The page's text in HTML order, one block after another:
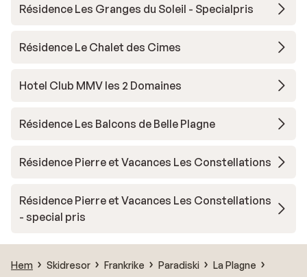
Résidence Les Granges du Soleil - Specialpris
Résidence Le Chalet des Cimes
Hotel Club MMV les 2 Domaines
Résidence Les Balcons de Belle Plagne
Résidence Pierre et Vacances Les Constellations
Résidence Pierre et Vacances Les Constellations
- special pris
Hem Skidresor Frankrike Paradiski
La Plagne